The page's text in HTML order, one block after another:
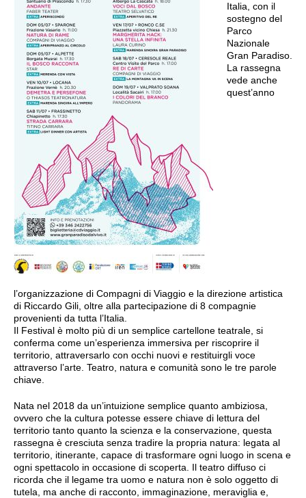
Italia, con il
sostegno del
Parco
Nazionale
Gran Paradiso.
La rassegna
vede anche
quest’anno
l’organizzazione di Compagni di Viaggio e la direzione artistica
di Riccardo Gili, oltre alla partecipazione di 8 compagnie
provenienti da tutta l’Italia.
Il Festival è molto più di un semplice cartellone teatrale, si
conferma come un’esperienza immersiva per riscoprire il
territorio, attraversarlo con occhi nuovi e restituirgli voce
attraverso l’arte. Teatro, natura e comunità sono le tre parole
chiave.
Nata nel 2018 da un’intuizione semplice quanto ambiziosa,
ovvero che la cultura potesse essere chiave di lettura del
territorio tanto quanto la scienza e la conservazione, questa
rassegna è cresciuta senza tradire la propria natura: legata al
territorio, itinerante, capace di trasformare ogni luogo in scena e
ogni spettacolo in occasione di scoperta. Il teatro diffuso ci
ricorda che il legame tra uomo e natura non è solo oggetto di
tutela, ma anche di racconto, immaginazione, meraviglia e,